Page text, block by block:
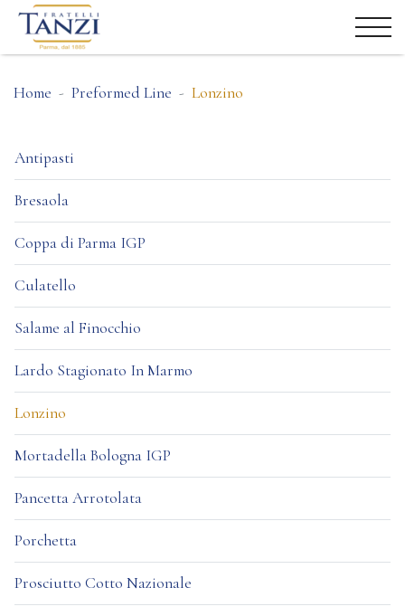
Home Preformed Line Lonzino
Antipasti
Bresaola
Coppa di Parma IGP
Culatello
Salame al Finocchio
Lardo Stagionato In Marmo
Lonzino
Mortadella Bologna IGP
Pancetta Arrotolata
Porchetta
Prosciutto Cotto Nazionale